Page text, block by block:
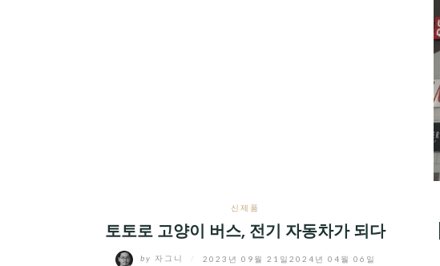
신제품
토토로 고양이 버스, 전기 자동차가 되다
by 자그니 2023년 09월 21일 2024년 04월 06일